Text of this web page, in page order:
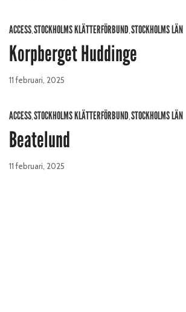
ACCESS,STOCKHOLMS KLÄTTERFÖRBUND,STOCKHOLMS LÄN
Korpberget Huddinge
11 februari, 2025
ACCESS,STOCKHOLMS KLÄTTERFÖRBUND,STOCKHOLMS LÄN
Beatelund
11 februari, 2025